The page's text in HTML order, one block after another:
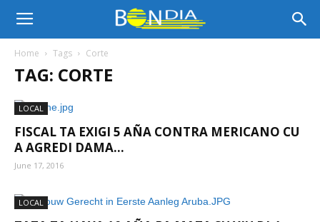
Bon
Aruba
Home Tags Corte
TAG: CORTE
LOCAL
FISCAL TA EXIGI 5 AÑA CONTRA MERICANO CU
A AGREDI DAMA...
June 17, 2016
LOCAL